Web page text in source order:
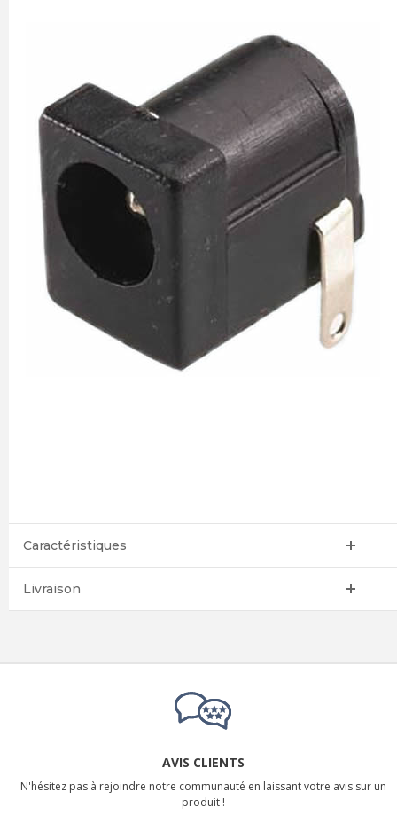
Caractéristiques
Livraison
AVIS CLIENTS
N'hésitez pas à rejoindre notre communauté en laissant votre avis sur un
produit !